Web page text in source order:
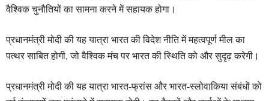
वैश्विक चुनौतियों का सामना करने में सहायक होगा।
प्रधानमंत्री मोदी की यह यात्रा भारत की विदेश नीति में महत्वपूर्ण मील का
पत्थर साबित होगी, जो वैश्विक मंच पर भारत की स्थिति को और सुदृढ़ करेगी।
प्रधानमंत्री मोदी की यह यात्रा भारत-फ्रांस और भारत-स्लोवाकिया संबंधों को